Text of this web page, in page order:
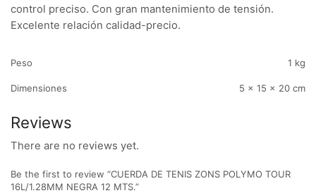
control preciso. Con gran mantenimiento de tensión.
Excelente relación calidad-precio.
Peso 1 kg
Dimensiones 5 × 15 × 20 cm
Reviews
There are no reviews yet.
Be the first to review “CUERDA DE TENIS ZONS POLYMO TOUR
16L/1.28MM NEGRA 12 MTS.”